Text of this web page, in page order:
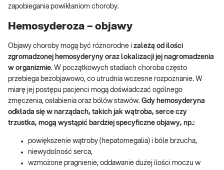
zapobiegania powikłaniom choroby.
Hemosyderoza – objawy
Objawy choroby mogą być różnorodne i zależą od ilości
zgromadzonej hemosyderyny oraz lokalizacji jej nagromadzenia
w organizmie. W początkowych stadiach choroba często
przebiega bezobjawowo, co utrudnia wczesne rozpoznanie. W
miarę jej postępu pacjenci mogą doświadczać ogólnego
zmęczenia, osłabienia oraz bólów stawów. Gdy hemosyderyna
odkłada się w narządach, takich jak wątroba, serce czy
trzustka, mogą wystąpić bardziej specyficzne objawy, np.:
powiększenie wątroby (hepatomegalia) i bóle brzucha,
niewydolność serca,
wzmożone pragnienie, oddawanie dużej ilości moczu w